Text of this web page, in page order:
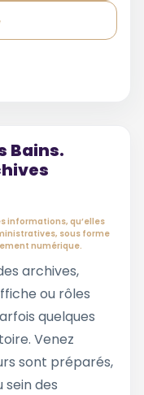
Bains.
informations, qu’elles
sous forme
numérique.
archives,
ou rôles
quelques
Venez
sont préparés,
sein des